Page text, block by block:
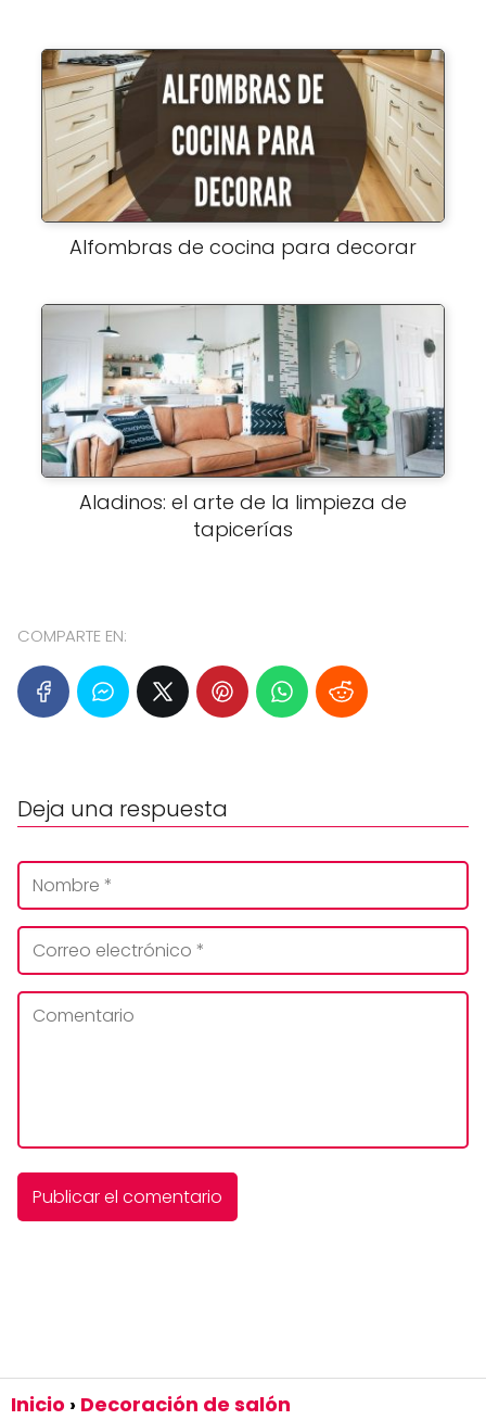
Alfombras de cocina para decorar
Aladinos: el arte de la limpieza de
tapicerías
COMPARTE EN:
Deja una respuesta
Inicio Decoración de salón